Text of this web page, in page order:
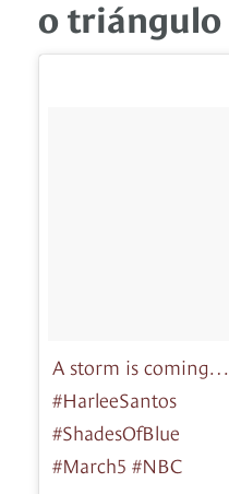
o triángulo
A storm is coming…
#HarleeSantos
#ShadesOfBlue
#March5 #NBC